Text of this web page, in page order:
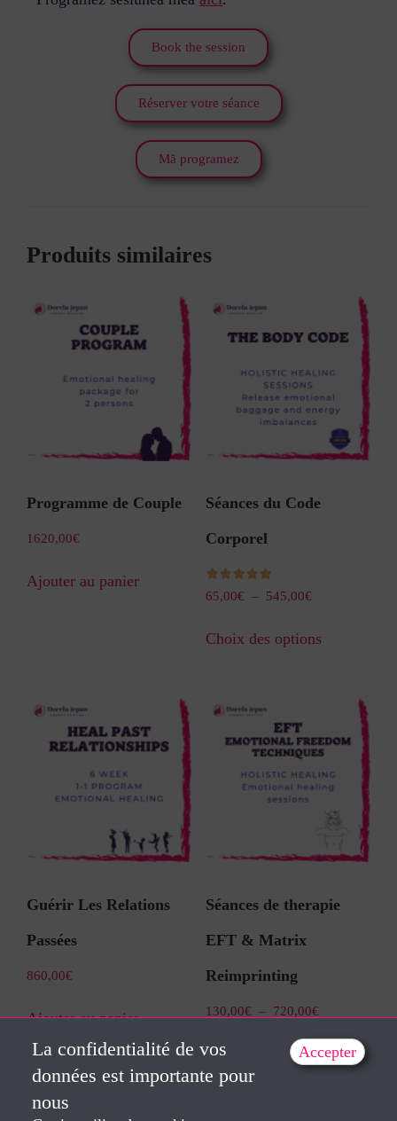
Book the session
Réserver votre séance
Mă programez
Produits similaires
Programme de Couple
1620,00€
Ajouter au panier
Séances du Code
Corporel
65,00€ – 545,00€
Choix des options
Guérir Les Relations
Passées
860,00€
Ajouter au panier
Séances de therapie
EFT & Matrix
Reimprinting
130,00€ – 720,00€
Choix des options
La confidentialité de vos
données est importante pour
nous
Accepter